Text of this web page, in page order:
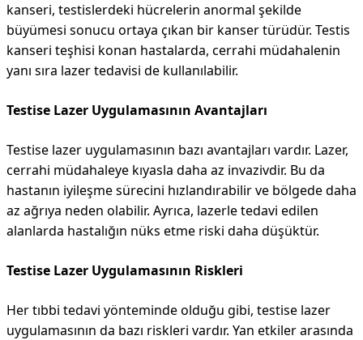
kanseri, testislerdeki hücrelerin anormal şekilde
büyümesi sonucu ortaya çıkan bir kanser türüdür. Testis
kanseri teşhisi konan hastalarda, cerrahi müdahalenin
yanı sıra lazer tedavisi de kullanılabilir.
Testise Lazer Uygulamasının Avantajları
Testise lazer uygulamasının bazı avantajları vardır. Lazer,
cerrahi müdahaleye kıyasla daha az invazivdir. Bu da
hastanın iyileşme sürecini hızlandırabilir ve bölgede daha
az ağrıya neden olabilir. Ayrıca, lazerle tedavi edilen
alanlarda hastalığın nüks etme riski daha düşüktür.
Testise Lazer Uygulamasının Riskleri
Her tıbbi tedavi yönteminde olduğu gibi, testise lazer
uygulamasının da bazı riskleri vardır. Yan etkiler arasında